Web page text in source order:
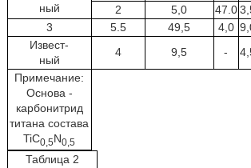
ный
2
5,0 47.0
3
5.5 49,5 4,0
Извест-
ный
4 9,5 -
Примечание:
Основа -
карбонитрид
титана состава
TiC0,5N0,5
Таблица 2